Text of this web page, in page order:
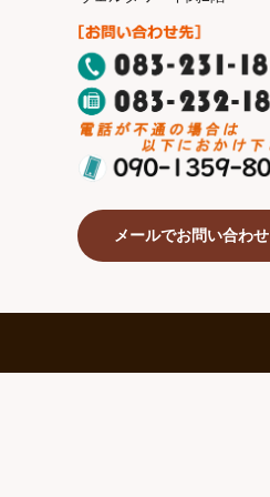
メールでお問い合わせ